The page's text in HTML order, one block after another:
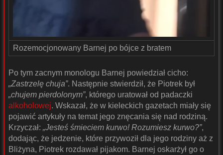
Rozemocjonowany Barnej po bójce z bratem
Po tym zacnym monologu Barnej powiedział cicho:
„Zastrzelę chuja”. Następnie stwierdził, że Piotrek był
„chujem pierdolonym”, którego uratował od padaczki
alkoholowej. Wskazał, że w kieleckich gazetach miały się
pojawić artykuły na temat jego znęcania się nad rodziną.
Krzyczał: „Jesteś śmieciem kurwo! Rozumiesz kurwo?”,
dodając, że jedzenie, które przywoził dla jego rodziny aż z
Bliżyna, Piotrek rozdawał pijakom. Barnej oskarżył go o